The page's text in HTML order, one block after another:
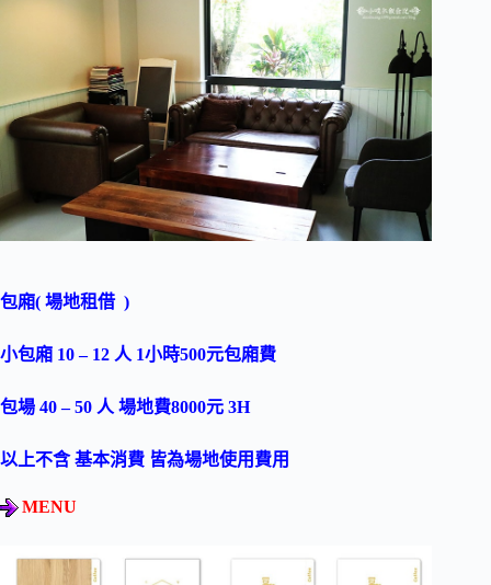
包廂( 場地租借 )
小包廂 10 – 12 人 1小時500元包廂費
包場 40 – 50 人 場地費8000元 3H
以上不含 基本消費 皆為場地使用費用
MENU